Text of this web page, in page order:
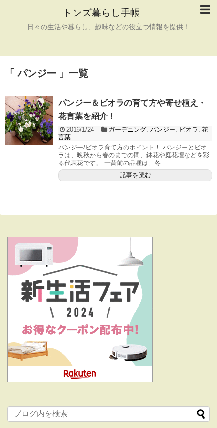
トンズ暮らし手帳
日々の生活や暮らし、趣味などの役立つ情報を提供！
「 パンジー 」一覧
パンジー＆ビオラの育て方や寄せ植え・
花言葉を紹介！
2016/1/24 ガーデニング, パンジー ビオラ
花
言葉
パンジー/ビオラ育て方のポイント！ パンジーとビオ
ラは、晩秋から春のまでの間、鉢花や庭花壇などを彩
る代表花です。 一昔前の品種は、冬...
記事を読む